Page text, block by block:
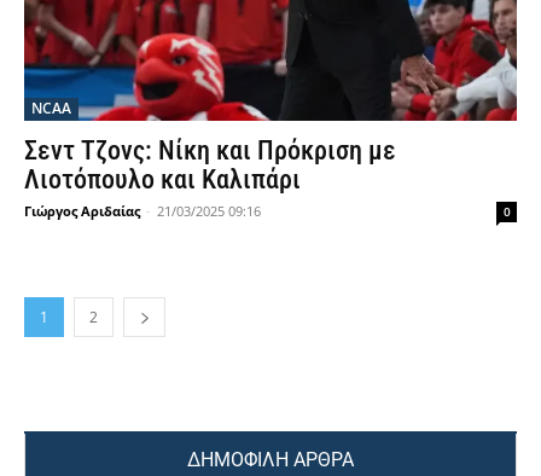
NCAA
Σεντ Τζονς: Νίκη και Πρόκριση με
Λιοτόπουλο και Καλιπάρι
Γιώργος Αριδαίας - 21/03/2025 09:16 0
1 2
ΔΗΜΟΦΙΛΗ ΑΡΘΡΑ